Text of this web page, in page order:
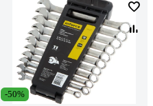
-50%